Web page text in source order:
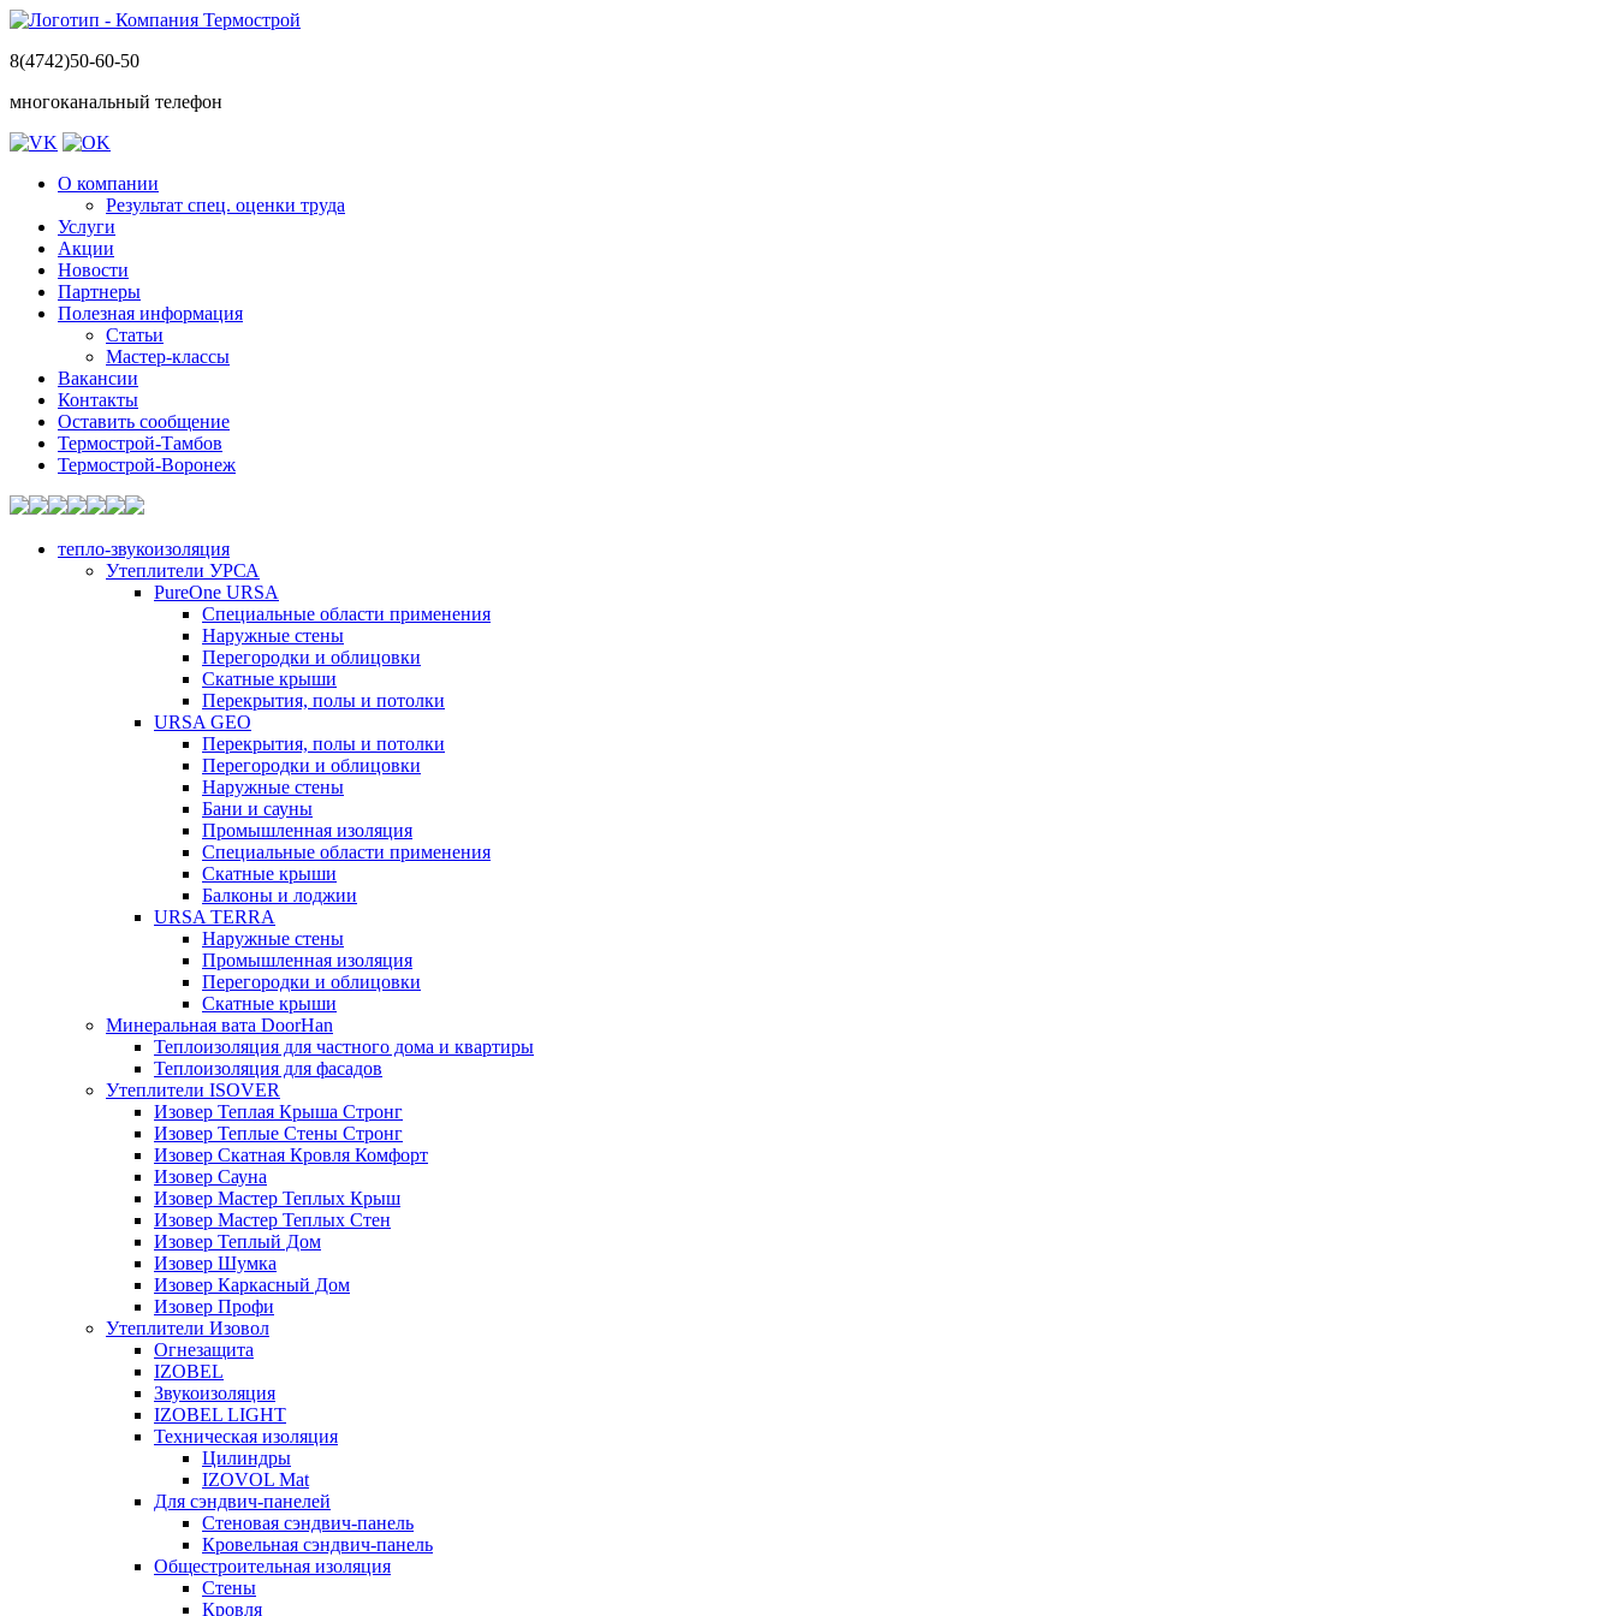
8(4742)50-60-50
многоканальный телефон
О компании
Результат спец. оценки труда
Услуги
Акции
Новости
Партнеры
Полезная информация
Статьи
Мастер-классы
Вакансии
Контакты
Оставить сообщение
Термострой-Тамбов
Термострой-Воронеж
тепло-звукоизоляция
Утеплители УРСА
PureOne URSA
Специальные области применения
Наружные стены
Перегородки и облицовки
Скатные крыши
Перекрытия, полы и потолки
URSA GEO
Перекрытия, полы и потолки
Перегородки и облицовки
Наружные стены
Бани и сауны
Промышленная изоляция
Специальные области применения
Скатные крыши
Балконы и лоджии
URSA TERRA
Наружные стены
Промышленная изоляция
Перегородки и облицовки
Скатные крыши
Минеральная вата DoorHan
Теплоизоляция для частного дома и квартиры
Теплоизоляция для фасадов
Утеплители ISOVER
Изовер Теплая Крыша Стронг
Изовер Теплые Стены Стронг
Изовер Скатная Кровля Комфорт
Изовер Сауна
Изовер Мастер Теплых Крыш
Изовер Мастер Теплых Стен
Изовер Теплый Дом
Изовер Шумка
Изовер Каркасный Дом
Изовер Профи
Утеплители Изовол
Огнезащита
IZOBEL
Звукоизоляция
IZOBEL LIGHT
Техническая изоляция
Цилиндры
IZOVOL Mat
Для сэндвич-панелей
Стеновая сэндвич-панель
Кровельная сэндвич-панель
Общестроительная изоляция
Стены
Кровля